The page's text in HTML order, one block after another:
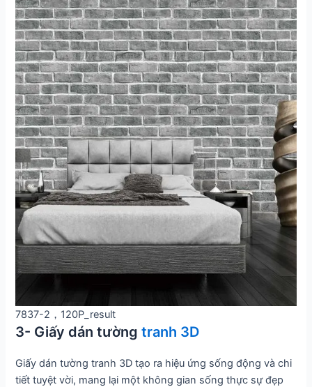
7837-2，120P_result
3- Giấy dán tườngtranh 3D
Giấy dán tường tranh 3D tạo ra hiệu ứng sống động và chi
tiết tuyệt vời, mang lại một không gian sống thực sự đẹp